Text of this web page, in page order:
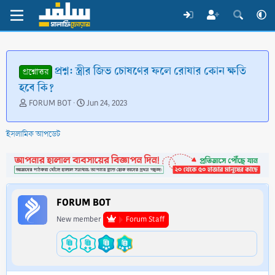
প্রশ্নোত্তর প্রশ্ন: স্ত্রীর জিভ চোষণের ফলে রোযার কোন ক্ষতি
হবে কি?
T
r
e
d
s
t
a
r
t
FORUM BOT
S
a
d
a
t
e
Jun 24, 2023
ইসলামিক আপডেট
FORUM BOT
New member Forum Staff